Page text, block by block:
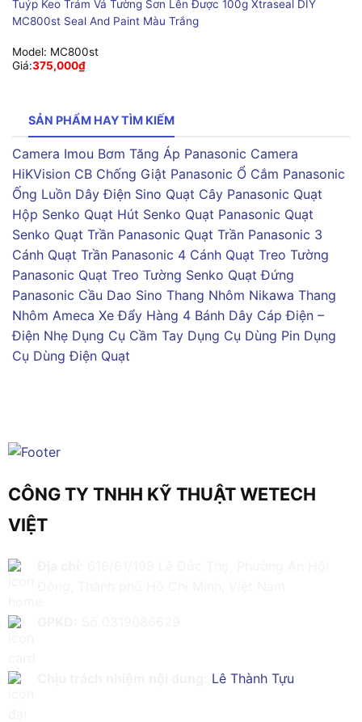
Tuýp Keo Trám Vá Tường Sơn Lên Được 100g Xtraseal DIY
MC800st Seal And Paint Màu Trắng
Model: MC800st
Giá:375,000₫
SẢN PHẨM HAY TÌM KIẾM
Camera Imou Bơm Tăng Áp Panasonic Camera
HiKVision CB Chống Giật Panasonic Ổ Cắm Panasonic
Ống Luồn Dây Điện Sino Quạt Cây Panasonic Quạt
Hộp Senko Quạt Hút Senko Quạt Panasonic Quạt
Senko Quạt Trần Panasonic Quạt Trần Panasonic 3
Cánh Quạt Trần Panasonic 4 Cánh Quạt Treo Tường
Panasonic Quạt Treo Tường Senko Quạt Đứng
Panasonic Cầu Dao Sino Thang Nhôm Nikawa Thang
Nhôm Ameca Xe Đẩy Hàng 4 Bánh Dây Cáp Điện –
Điện Nhẹ Dụng Cụ Cầm Tay Dụng Cụ Dùng Pin Dụng
Cụ Dùng Điện Quạt
CÔNG TY TNHH KỸ THUẬT WETECH
VIỆT
Lê Thành Tựu